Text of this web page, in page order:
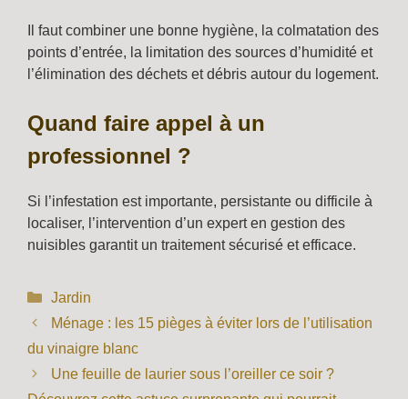
Il faut combiner une bonne hygiène, la colmatation des
points d’entrée, la limitation des sources d’humidité et
l’élimination des déchets et débris autour du logement.
Quand faire appel à un
professionnel ?
Si l’infestation est importante, persistante ou difficile à
localiser, l’intervention d’un expert en gestion des
nuisibles garantit un traitement sécurisé et efficace.
Catégories
Jardin
Ménage : les 15 pièges à éviter lors de l’utilisation
du vinaigre blanc
Une feuille de laurier sous l’oreiller ce soir ?